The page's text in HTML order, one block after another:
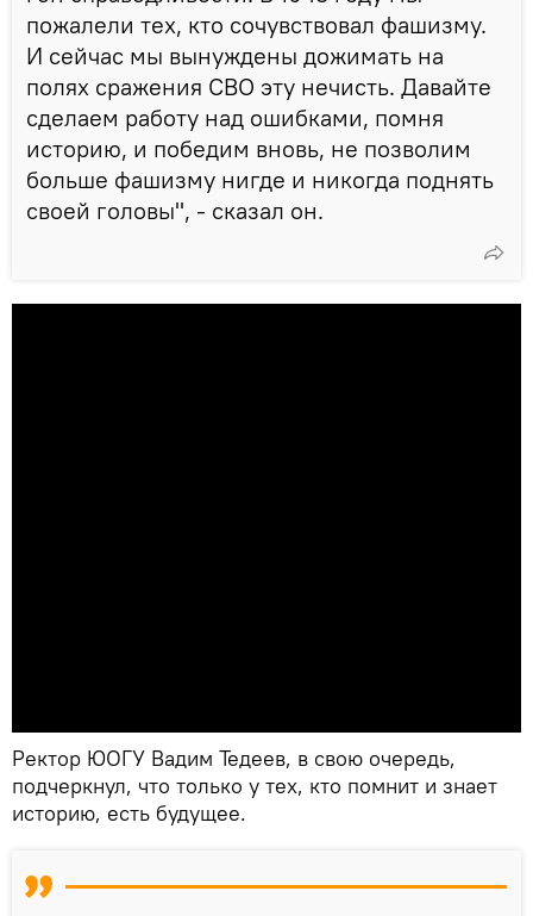
пожалели тех, кто сочувствовал фашизму.
И сейчас мы вынуждены дожимать на
полях сражения СВО эту нечисть. Давайте
сделаем работу над ошибками, помня
историю, и победим вновь, не позволим
больше фашизму нигде и никогда поднять
своей головы", - сказал он.
Ректор ЮОГУ Вадим Тедеев, в свою очередь,
подчеркнул, что только у тех, кто помнит и знает
историю, есть будущее.